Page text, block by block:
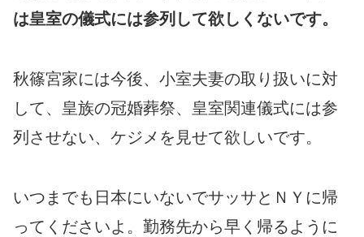
は皇室の儀式には参列して欲しくないです。
秋篠宮家には今後、小室夫妻の取り扱いに対
して、皇族の冠婚葬祭、皇室関連儀式には参
列させない、ケジメを見せて欲しいです。
いつまでも日本にいないでサッサとＮＹに帰
ってくださいよ。勤務先から早く帰るように